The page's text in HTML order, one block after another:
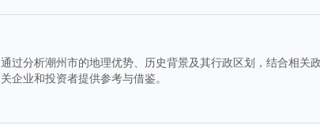
过分析潮州市的地理优势、历史背景及其行政区划，结合相关
企业和投资者提供参考与借鉴。